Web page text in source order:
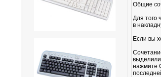
Общие
Для того
в
Если вы
выделили
нажмите